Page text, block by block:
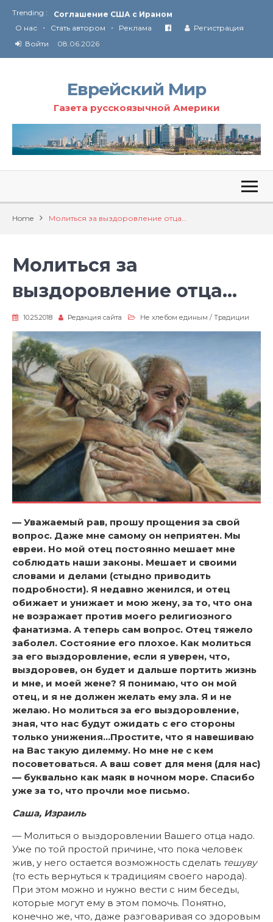
Trending :
Соглашение США с Ираном
Технология Революции в Иране
О нас • Стать автором • Реклама
Регистрация
Войти
08.06.2026
Еврейский Мир
Газета русскоязычной Америки
Home Молиться за выздоровление отца…
Молиться за
выздоровление отца…
10.25.2018 Редакция сайта Не хлебом единым / Традиции
— Уважаемый рав, прошу прощения за свой
вопрос. Даже мне самому он неприятен. Мы
евреи. Но мой отец постоянно мешает мне
соблюдать наши законы. Мешает и своими
словами и делами (стыдно приводить
подробности). Я недавно женился, и отец
обижает и унижает и мою жену, за то, что она
не возражает против моего религиозного
фанатизма. А теперь сам вопрос. Отец тяжело
заболел. Состояние его плохое. Как молиться
за его выздоровление, если я уверен, что,
выздоровев, он будет и дальше портить жизнь
и мне, и моей жене? Я понимаю, что он мой
отец, и я не должен желать ему зла. Я и не
желаю. Но молиться за его выздоровление,
зная, что нас будут ожидать с его стороны
только унижения…Простите, что я навешиваю
на Вас такую дилемму. Но мне не с кем
посоветоваться. А ваш совет для меня (для нас)
— буквально как маяк в ночном море. Спасибо
уже за то, что прочли мое письмо.
Саша, Израиль
— Молиться о выздоровлении Вашего отца надо.
Уже по той простой причине, что пока человек
жив, у него остается возможность сделать тешуву
(то есть вернуться к традициям своего народа).
При этом можно и нужно вести с ним беседы,
которые могут ему в этом помочь. Понятно,
конечно же, что, даже разговаривая со здоровым